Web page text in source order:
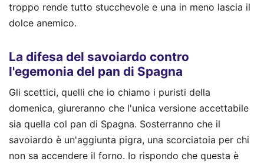
troppo rende tutto stucchevole e una in meno lascia il
dolce anemico.
La difesa del savoiardo contro
l'egemonia del pan di Spagna
Gli scettici, quelli che io chiamo i puristi della
domenica, giureranno che l'unica versione accettabile
sia quella col pan di Spagna. Sosterranno che il
savoiardo è un'aggiunta pigra, una scorciatoia per chi
non sa accendere il forno. Io rispondo che questa è